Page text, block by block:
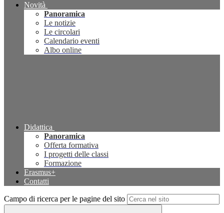
Novità
Panoramica
Le notizie
Le circolari
Calendario eventi
Albo online
Didattica
Panoramica
Offerta formativa
I progetti delle classi
Formazione
Erasmus+
Contatti
Campo di ricerca per le pagine del sito